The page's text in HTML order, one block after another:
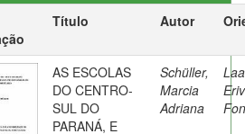
Título Autor
AS ESCOLAS
DO CENTRO-
SUL DO
PARANÁ, E
Schüller,
Marcia
Adriana